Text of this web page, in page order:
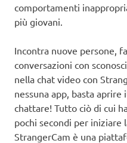
comportamenti
più giovani.
Incontra nuove persone,
conversazioni con
nella chat video con
nessuna app, basta
chattare! Tutto ciò di cui
pochi secondi per iniziare
StrangerCam è una